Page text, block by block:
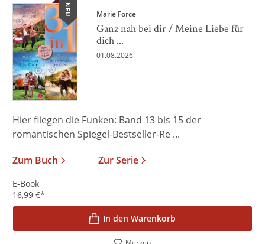
NEU Marie Force
Ganz nah bei dir / Meine Liebe für
dich ...
01.08.2026
Hier fliegen die Funken: Band 13 bis 15 der
romantischen Spiegel-Bestseller-Re ...
Zum Buch
Zur Serie
E-Book
16,99 €*
In den Warenkorb